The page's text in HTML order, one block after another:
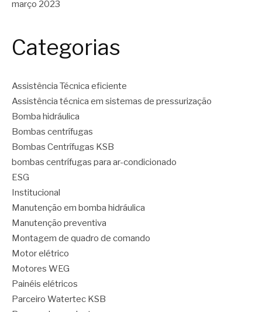
março 2023
Categorias
Assistência Técnica eficiente
Assistência técnica em sistemas de pressurização
Bomba hidráulica
Bombas centrífugas
Bombas Centrífugas KSB
bombas centrífugas para ar-condicionado
ESG
Institucional
Manutenção em bomba hidráulica
Manutenção preventiva
Montagem de quadro de comando
Motor elétrico
Motores WEG
Painéis elétricos
Parceiro Watertec KSB